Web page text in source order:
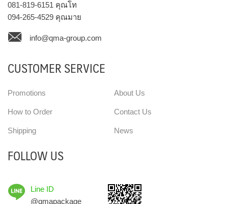
081-819-6151 คุณโท
094-265-4529 คุณมาย
info@qma-group.com
CUSTOMER SERVICE
Promotions
How to Order
Shipping
About Us
Contact Us
News
FOLLOW US
Line ID
@qmapackage